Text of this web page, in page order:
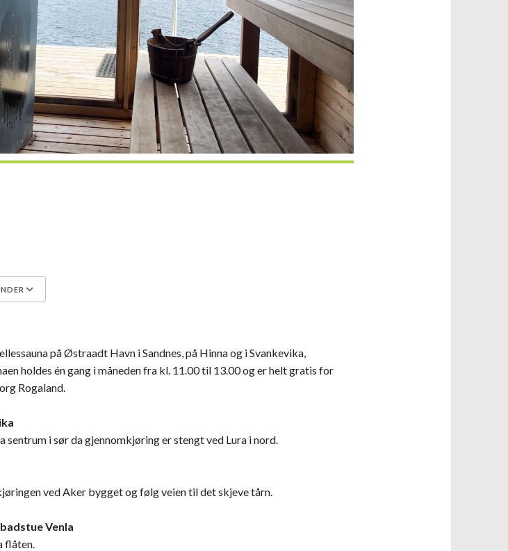
på Østraadt Havn i Sandnes, på Hinna og i Svankevika,
holdes én gang i måneden fra kl. 11.00 til 13.00 og er helt gratis for
Rogaland.
sentrum i sør da gjennomkjøring er stengt ved Lura i nord.
ved Aker bygget og følg veien til det skjeve tårn.
Venla
flåten.